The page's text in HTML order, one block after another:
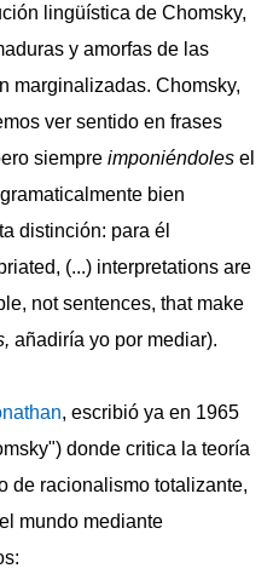
lingüística de Chomsky,
y amorfas de las
marginalizadas. Chomsky,
ver sentido en frases
siempre imponiéndoles el
bien
distinción: para él
(...) interpretations are
not sentences, that make
añadiría yo por mediar).
, escribió ya en 1965
donde critica la teoría
de racionalismo totalizante,
mundo mediante